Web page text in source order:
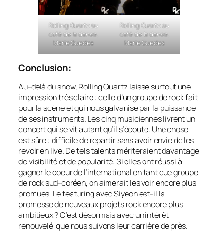
Rolling Quartz au
café de la danse,
Marie Guedes
Rolling Quartz au
café de la danse,
Marie Guedes
Conclusion:
Au-delà du show, Rolling Quartz laisse surtout une
impression très claire : celle d’un groupe de rock fait
pour la scène et qui nous galvanise par la puissance
de ses instruments. Les cinq musiciennes livrent un
concert qui se vit autant qu’il s’écoute. Une chose
est sûre : difficile de repartir sans avoir envie de les
revoir en live. De tels talents mériteraient davantage
de visibilité et de popularité. Si elles ont réussi à
gagner le coeur de l’international en tant que groupe
de rock sud-coréen, on aimerait les voir encore plus
promues. Le featuring avec Siyeon est-il la
promesse de nouveaux projets rock encore plus
ambitieux ? C’est désormais avec un intérêt
renouvelé que nous suivons leur carrière de près.